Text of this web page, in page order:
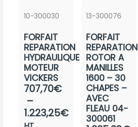
10-300030
FORFAIT
REPARATION
HYDRAULIQUE
MOTEUR
VICKERS
707,70€
–
1.223,25€
Plage
prix :
13-300076
FORFAIT
REPARATION
ROTOR A
MANILLES
1600 – 30
CHAPES –
AVEC
FLEAU 04-
300061